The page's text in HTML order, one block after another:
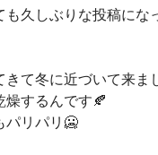
も久しぶりな投稿にな
て冬に近づいて来ま
燥するんです🍂
パリパリ🥶